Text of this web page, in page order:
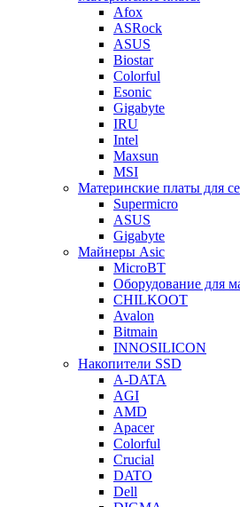
Afox
ASRock
ASUS
Biostar
Colorful
Esonic
Gigabyte
IRU
Intel
Maxsun
MSI
Материнские платы для
Supermicro
ASUS
Gigabyte
Майнеры Asic
MicroBT
Оборудование для
CHILKOOT
Avalon
Bitmain
INNOSILICON
Накопители SSD
A-DATA
AGI
AMD
Apacer
Colorful
Crucial
DATO
Dell